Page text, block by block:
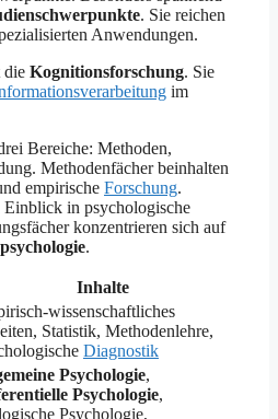
. Sie reichen
Anwendungen.
die Kognitionsforschung. Sie
im
Bereiche: Methoden,
Methodenfächer beinhalten
empirische Forschung.
Einblick in psychologische
konzentrieren sich auf
.
Inhalte
wissenschaftliches
Statistik, Methodenlehre,
Diagnostik
Psychologie,
Psychologie,
Psychologie,